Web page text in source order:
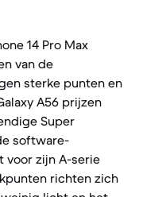
14 Pro Max
van de
sterke punten en
A56 prijzen
Super
software-
voor zijn A-serie
richten zich